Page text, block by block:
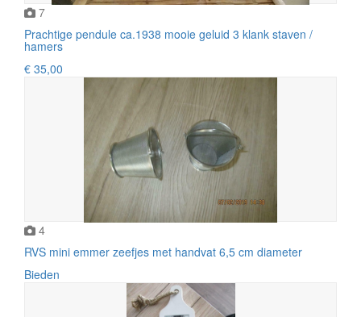
7
Prachtige pendule ca.1938 mooie geluid 3 klank staven /
hamers
€ 35,00
4
RVS mini emmer zeefjes met handvat 6,5 cm diameter
Bieden